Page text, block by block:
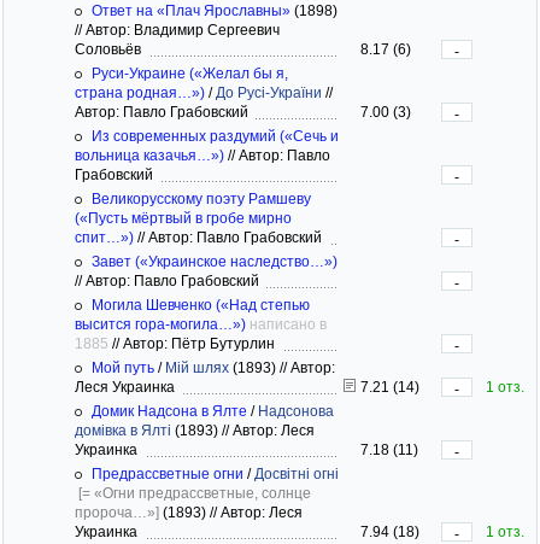
Ответ на «Плач Ярославны» (1898)
//Автор: Владимир Сергеевич
Соловьёв
8.17 (6)
-
Руси-Украине («Желал бы я,
страна родная…») / До Русі-України //
Автор: Павло Грабовский
7.00 (3)
-
Из современных раздумий («Сечь и
вольница казачья…») //Автор: Павло
Грабовский
-
Великорусскому поэту Рамшеву
(«Пусть мёртвый в гробе мирно
спит…») //Автор: Павло Грабовский
-
Завет («Украинское наследство…»)
//Автор: Павло Грабовский
-
Могила Шевченко («Над степью
высится гора-могила…») написано в
1885 //Автор: Пётр Бутурлин
-
Мой путь / Мій шлях (1893) //Автор:
Леся Украинка
7.21 (14) -
1 отз.
Домик Надсона в Ялте / Надсонова
домівка в Ялті (1893) //Автор: Леся
Украинка
7.18 (11)
-
Предрассветные огни / Досвітні огні
[= «Огни предрассветные, солнце
пророча…»] (1893) //Автор: Леся
Украинка
7.94 (18) -
1 отз.